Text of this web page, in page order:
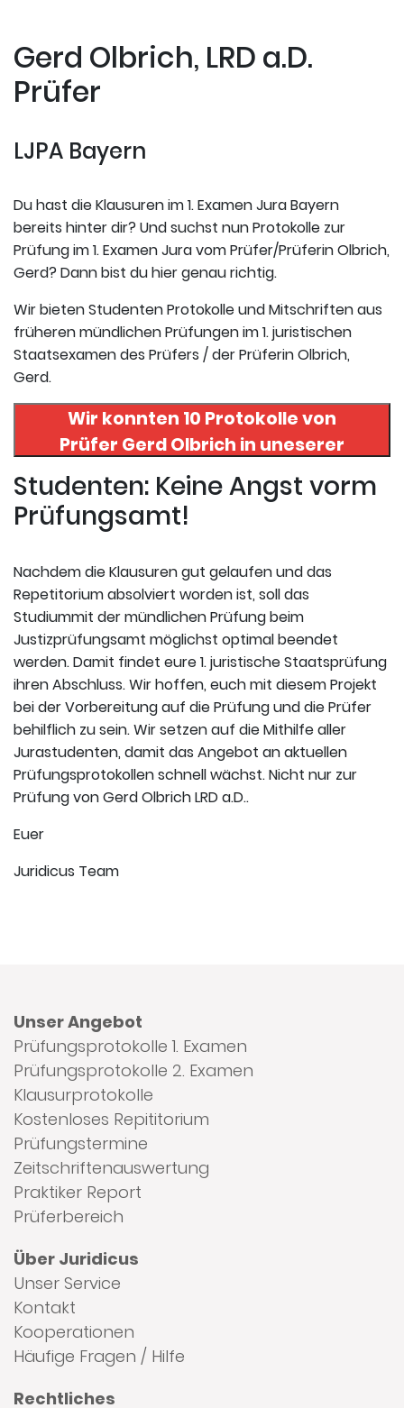
Gerd Olbrich, LRD a.D.
Prüfer
LJPA Bayern
Du hast die Klausuren im 1. Examen Jura Bayern
bereits hinter dir? Und suchst nun Protokolle zur
Prüfung im 1. Examen Jura vom Prüfer/Prüferin Olbrich,
Gerd? Dann bist du hier genau richtig.
Wir bieten Studenten Protokolle und Mitschriften aus
früheren mündlichen Prüfungen im 1. juristischen
Staatsexamen des Prüfers / der Prüferin Olbrich,
Gerd.
Wir konnten 10 Protokolle von
Prüfer Gerd Olbrich in uneserer
Datenbank finden. Hier
registrieren und die Protokolle
abrufen.
Studenten: Keine Angst vorm
Prüfungsamt!
Nachdem die Klausuren gut gelaufen und das
Repetitorium absolviert worden ist, soll das
Studiummit der mündlichen Prüfung beim
Justizprüfungsamt möglichst optimal beendet
werden. Damit findet eure 1. juristische Staatsprüfung
ihren Abschluss. Wir hoffen, euch mit diesem Projekt
bei der Vorbereitung auf die Prüfung und die Prüfer
behilflich zu sein. Wir setzen auf die Mithilfe aller
Jurastudenten, damit das Angebot an aktuellen
Prüfungsprotokollen schnell wächst. Nicht nur zur
Prüfung von Gerd Olbrich LRD a.D..
Euer
Juridicus Team
Unser Angebot
Prüfungsprotokolle 1. Examen
Prüfungsprotokolle 2. Examen
Klausurprotokolle
Kostenloses Repititorium
Prüfungstermine
Zeitschriftenauswertung
Praktiker Report
Prüferbereich
Über Juridicus
Unser Service
Kontakt
Kooperationen
Häufige Fragen / Hilfe
Rechtliches